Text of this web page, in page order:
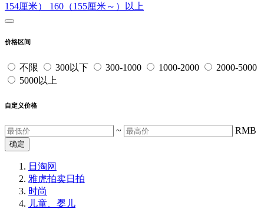
154厘米） 160（155厘米～）以上
价格区间
不限 300以下 300-1000 1000-2000
2000-5000
5000以上
自定义价格
~ RMB
确定
日淘网
雅虎拍卖日拍
时尚
儿童、婴儿